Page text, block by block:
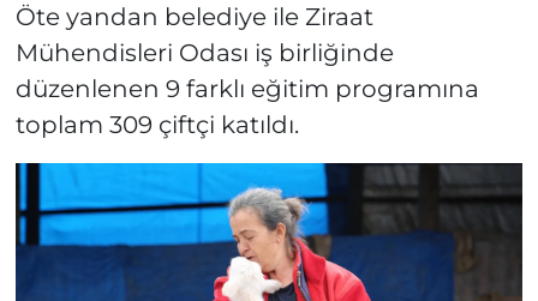
Öte yandan belediye ile Ziraat
Mühendisleri Odası iş birliğinde
düzenlenen 9 farklı eğitim programına
toplam 309 çiftçi katıldı.